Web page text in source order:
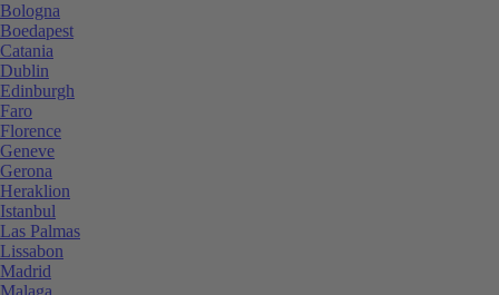
Bologna
Boedapest
Catania
Dublin
Edinburgh
Faro
Florence
Geneve
Gerona
Heraklion
Istanbul
Las Palmas
Lissabon
Madrid
Malaga